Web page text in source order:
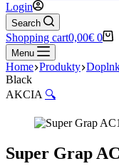
Login
Search
Shopping cart0,00€ 0
Menu
Home Produkty
Black
AKCIA 🔍
Super Grap